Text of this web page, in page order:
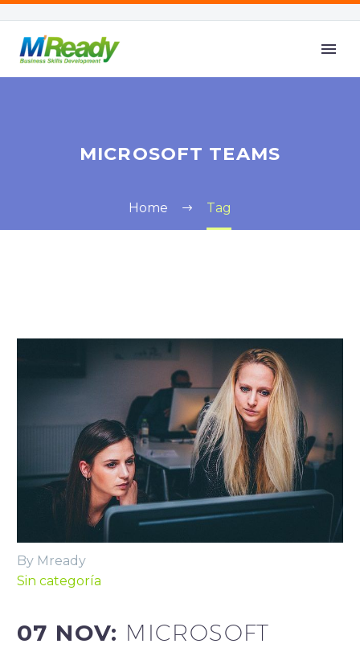
MICROSOFT TEAMS
Home Tag
By Mready
Sin categoría
07 NOV: MICROSOFT